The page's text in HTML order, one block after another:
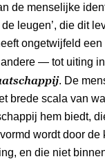
de menselijke
leugen’, die dit
ongetwijfeld
— tot uiting
. De
brede scala van
hem biedt,
wordt door de
en die niet